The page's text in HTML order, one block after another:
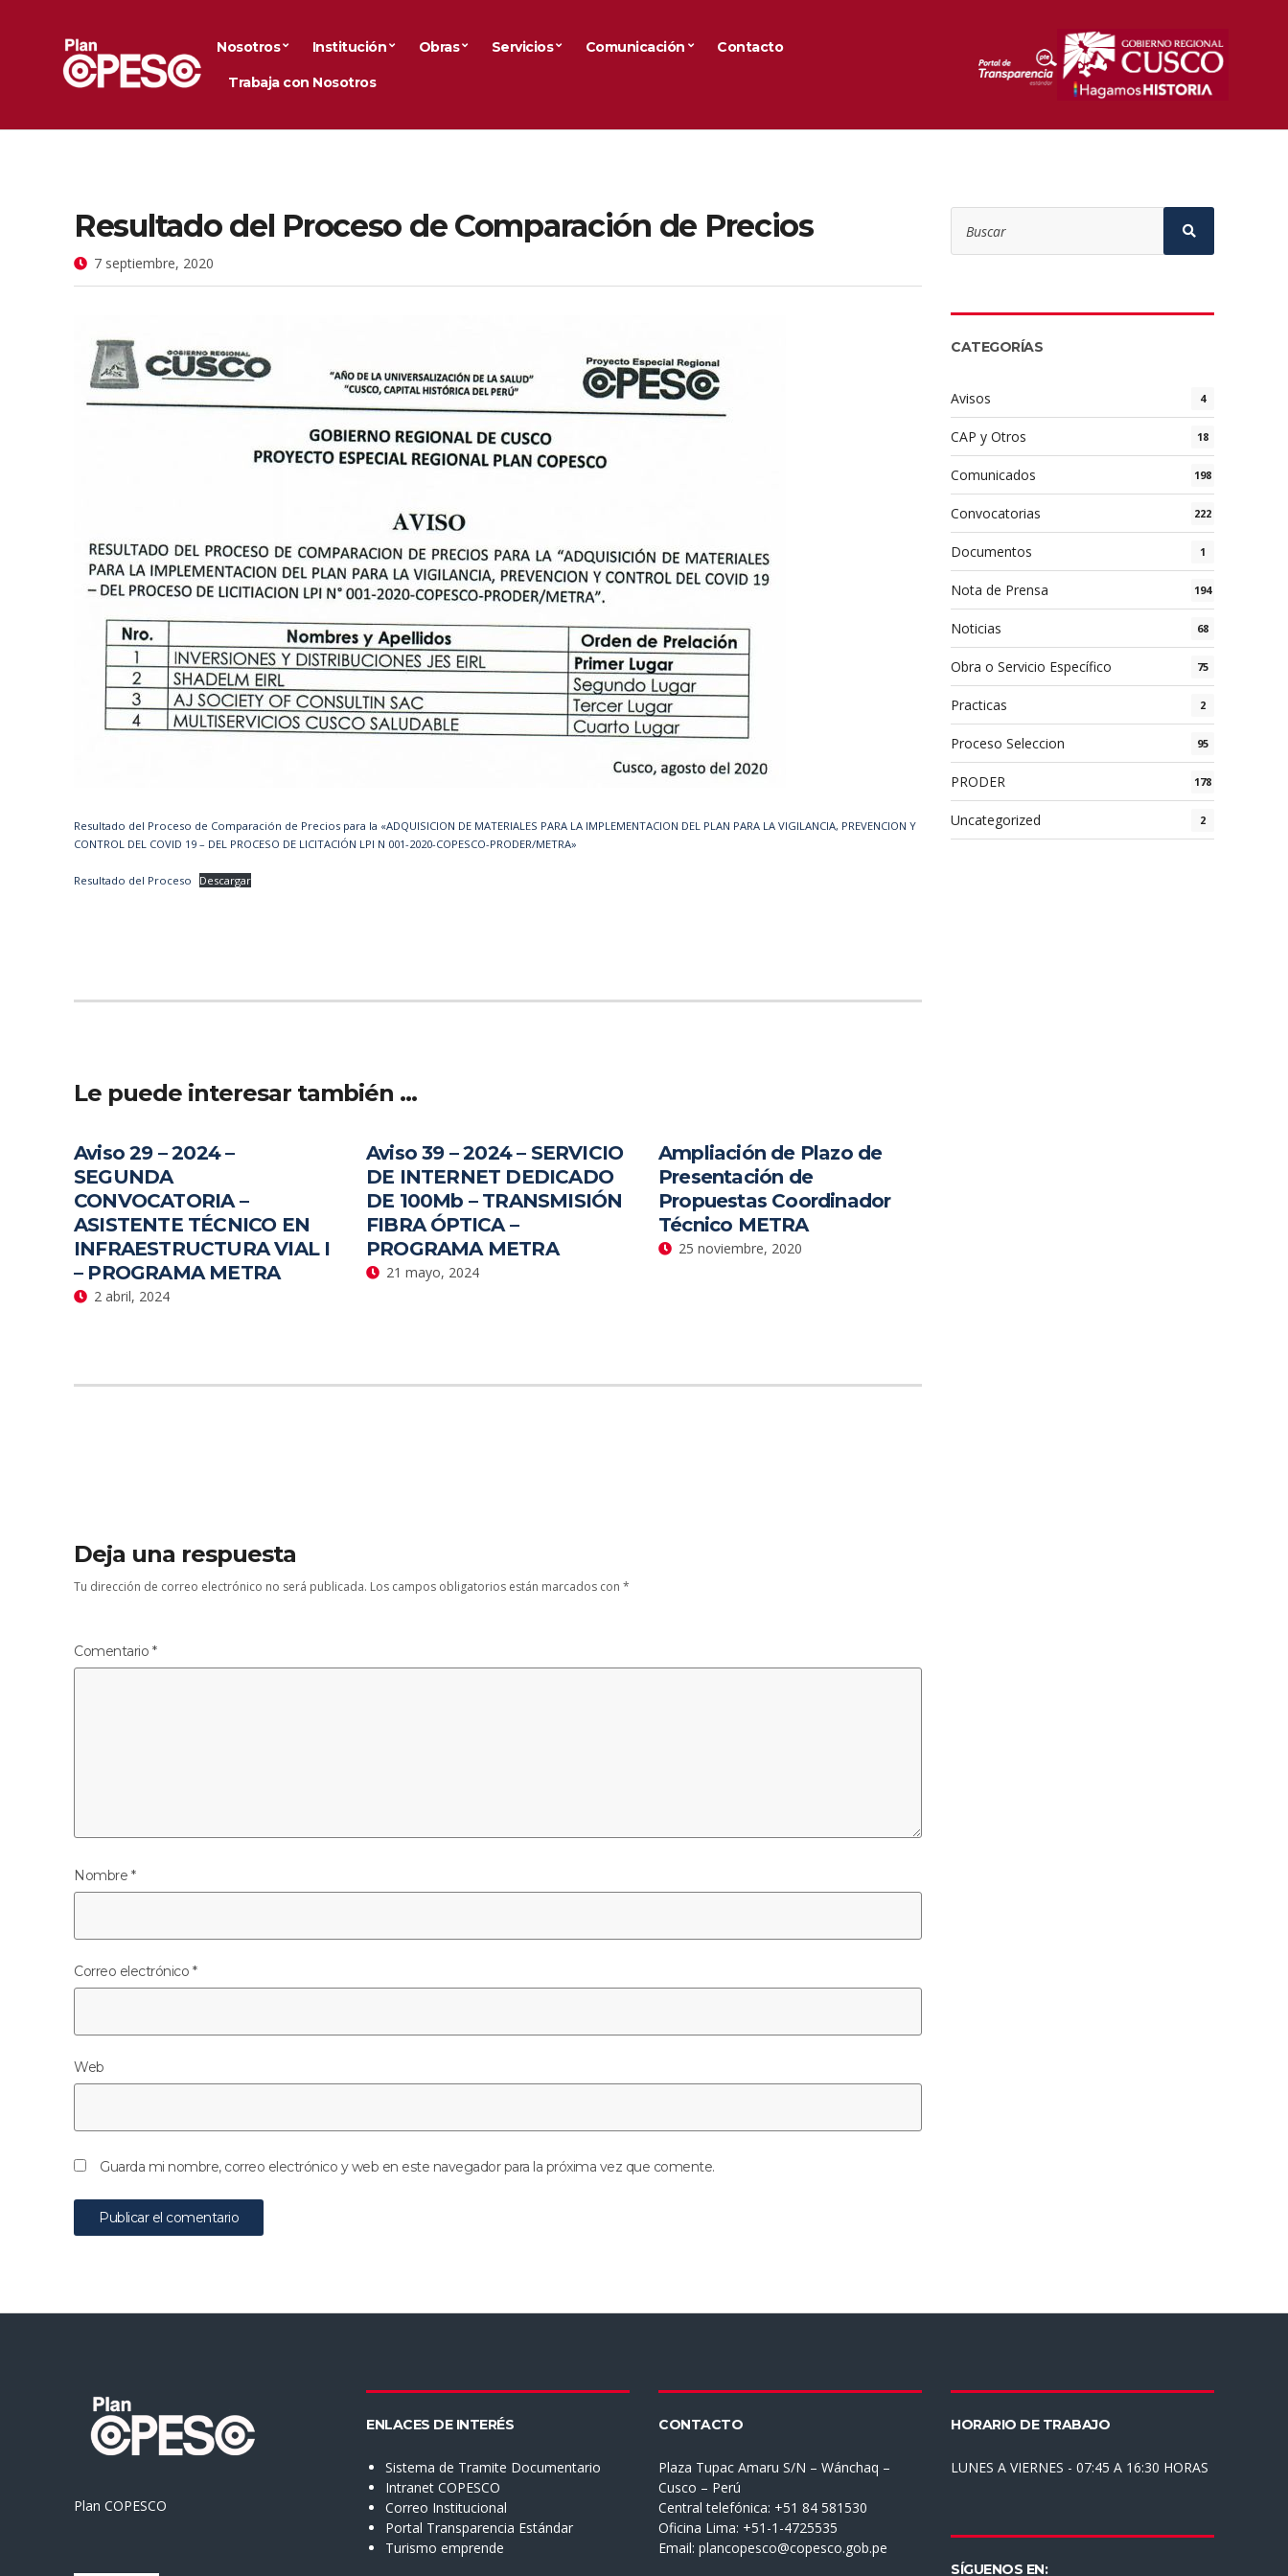
Nosotros Institución Obras Servicios Comunicación Contacto
Trabaja con Nosotros
Resultado del Proceso de Comparación de Precios
7 septiembre, 2020
Resultado del Proceso de Comparación de Precios para la «ADQUISICION DE MATERIALES PARA LA IMPLEMENTACION DEL PLAN PARA LA VIGILANCIA, PREVENCION Y
CONTROL DEL COVID 19 – DEL PROCESO DE LICITACIÓN LPI N 001-2020-COPESCO-PRODER/METRA»
Resultado del Proceso Descargar
Le puede interesar también …
Aviso 29 – 2024 –
SEGUNDA
CONVOCATORIA –
ASISTENTE TÉCNICO EN
INFRAESTRUCTURA VIAL I
– PROGRAMA METRA
2 abril, 2024
Aviso 39 – 2024 – SERVICIO
DE INTERNET DEDICADO
DE 100Mb – TRANSMISIÓN
FIBRA ÓPTICA –
PROGRAMA METRA
21 mayo, 2024
Ampliación de Plazo de
Presentación de
Propuestas Coordinador
Técnico METRA
25 noviembre, 2020
Deja una respuesta
Tu dirección de correo electrónico no será publicada. Los campos obligatorios están marcados con *
Comentario *
Nombre *
Correo electrónico *
Web
Guarda mi nombre, correo electrónico y web en este navegador para la próxima vez que comente.
for:
Search
CATEGORÍAS
Avisos 4
CAP y Otros 18
Comunicados 198
Convocatorias 222
Documentos 1
Nota de Prensa 194
Noticias 68
Obra o Servicio Específico 75
Practicas 2
Proceso Seleccion 95
PRODER 178
Uncategorized 2
Plan COPESCO
ENLACES DE INTERÉS
Sistema de Tramite Documentario
Intranet COPESCO
Correo Institucional
Portal Transparencia Estándar
Turismo emprende
CONTACTO
Plaza Tupac Amaru S/N – Wánchaq –
Cusco – Perú
Central telefónica: +51 84 581530
Oficina Lima: +51-1-4725535
Email: plancopesco@copesco.gob.pe
HORARIO DE TRABAJO
LUNES A VIERNES - 07:45 A 16:30 HORAS
SÍGUENOS EN: